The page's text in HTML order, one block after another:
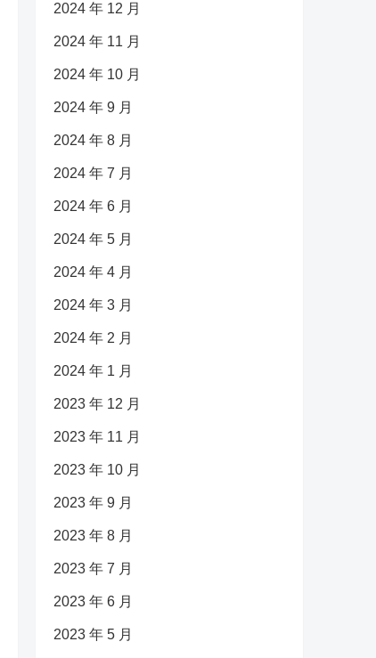
2024 年 12 月
2024 年 11 月
2024 年 10 月
2024 年 9 月
2024 年 8 月
2024 年 7 月
2024 年 6 月
2024 年 5 月
2024 年 4 月
2024 年 3 月
2024 年 2 月
2024 年 1 月
2023 年 12 月
2023 年 11 月
2023 年 10 月
2023 年 9 月
2023 年 8 月
2023 年 7 月
2023 年 6 月
2023 年 5 月